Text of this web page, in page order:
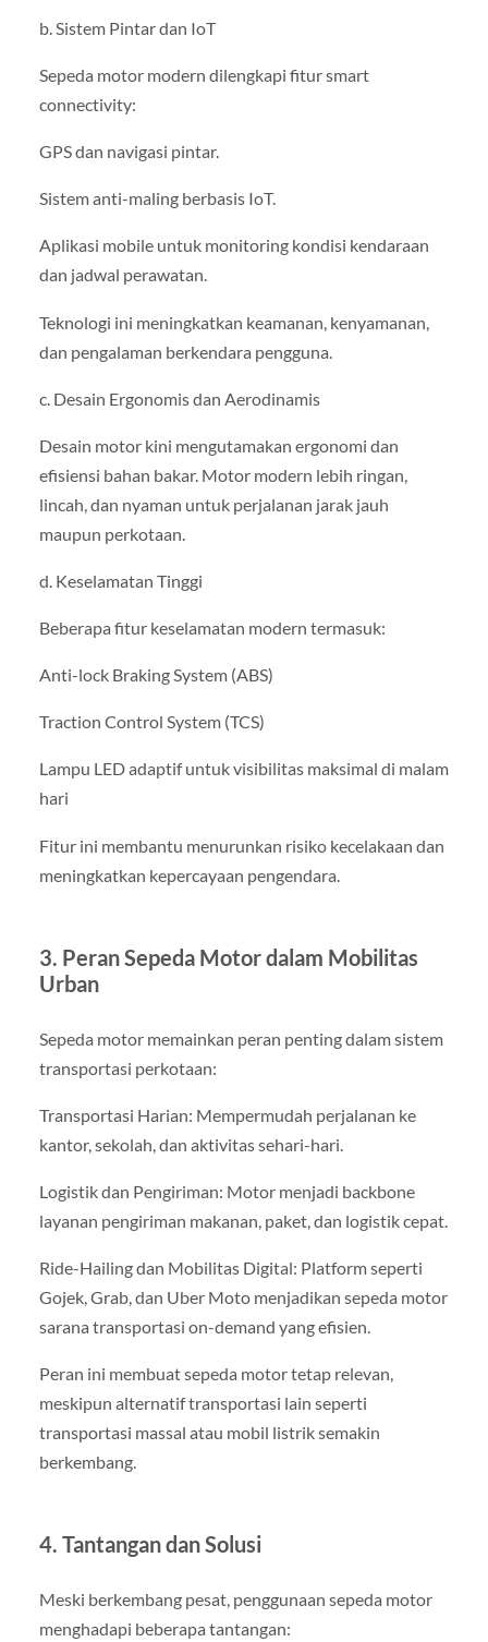
b. Sistem Pintar dan IoT
Sepeda motor modern dilengkapi fitur smart
connectivity:
GPS dan navigasi pintar.
Sistem anti-maling berbasis IoT.
Aplikasi mobile untuk monitoring kondisi kendaraan
dan jadwal perawatan.
Teknologi ini meningkatkan keamanan, kenyamanan,
dan pengalaman berkendara pengguna.
c. Desain Ergonomis dan Aerodinamis
Desain motor kini mengutamakan ergonomi dan
efisiensi bahan bakar. Motor modern lebih ringan,
lincah, dan nyaman untuk perjalanan jarak jauh
maupun perkotaan.
d. Keselamatan Tinggi
Beberapa fitur keselamatan modern termasuk:
Anti-lock Braking System (ABS)
Traction Control System (TCS)
Lampu LED adaptif untuk visibilitas maksimal di malam
hari
Fitur ini membantu menurunkan risiko kecelakaan dan
meningkatkan kepercayaan pengendara.
3. Peran Sepeda Motor dalam Mobilitas
Urban
Sepeda motor memainkan peran penting dalam sistem
transportasi perkotaan:
Transportasi Harian: Mempermudah perjalanan ke
kantor, sekolah, dan aktivitas sehari-hari.
Logistik dan Pengiriman: Motor menjadi backbone
layanan pengiriman makanan, paket, dan logistik cepat.
Ride-Hailing dan Mobilitas Digital: Platform seperti
Gojek, Grab, dan Uber Moto menjadikan sepeda motor
sarana transportasi on-demand yang efisien.
Peran ini membuat sepeda motor tetap relevan,
meskipun alternatif transportasi lain seperti
transportasi massal atau mobil listrik semakin
berkembang.
4. Tantangan dan Solusi
Meski berkembang pesat, penggunaan sepeda motor
menghadapi beberapa tantangan: